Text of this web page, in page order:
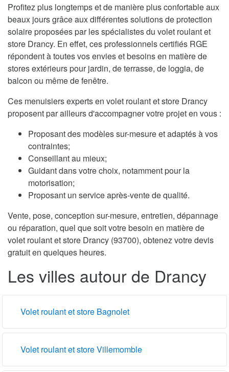
Profitez plus longtemps et de manière plus confortable aux
beaux jours grâce aux différentes solutions de protection
solaire proposées par les spécialistes du volet roulant et
store Drancy. En effet, ces professionnels certifiés RGE
répondent à toutes vos envies et besoins en matière de
stores extérieurs pour jardin, de terrasse, de loggia, de
balcon ou même de fenêtre.
Ces menuisiers experts en volet roulant et store Drancy
proposent par ailleurs d'accompagner votre projet en vous :
Proposant des modèles sur-mesure et adaptés à vos
contraintes;
Conseillant au mieux;
Guidant dans votre choix, notamment pour la
motorisation;
Proposant un service après-vente de qualité.
Vente, pose, conception sur-mesure, entretien, dépannage
ou réparation, quel que soit votre besoin en matière de
volet roulant et store Drancy (93700), obtenez votre devis
gratuit en quelques heures.
Les villes autour de Drancy
Volet roulant et store Bagnolet
Volet roulant et store Villemomble